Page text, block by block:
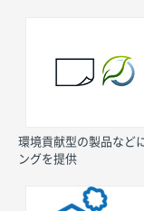
環境貢献型の製品など
ングを提供